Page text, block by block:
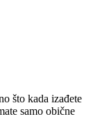
što kada izađete
samo obične